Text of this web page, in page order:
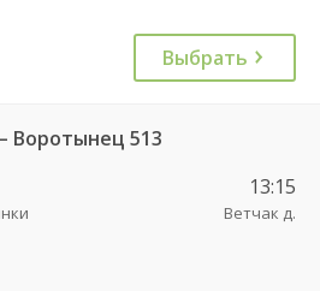
Выбрать
Воротынец 513
13:15
Ветчак д.